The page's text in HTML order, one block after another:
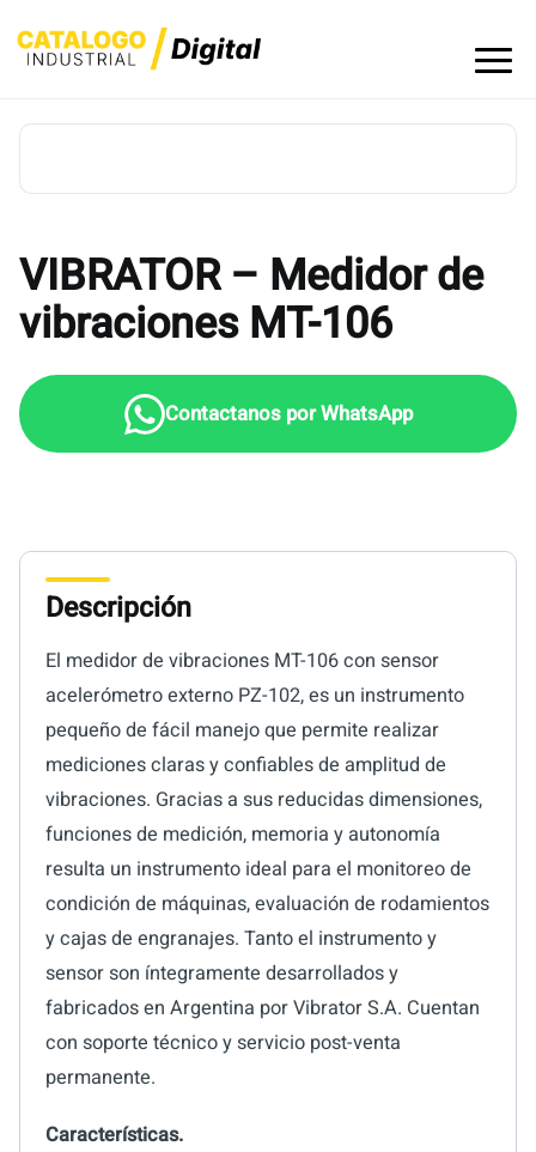
to
VIBRATOR – Medidor de
vibraciones MT-106
Descripción
El medidor de vibraciones MT-106 con sensor
acelerómetro externo PZ-102, es un instrumento
pequeño de fácil manejo que permite realizar
mediciones claras y confiables de amplitud de
vibraciones. Gracias a sus reducidas dimensiones,
funciones de medición, memoria y autonomía
resulta un instrumento ideal para el monitoreo de
condición de máquinas, evaluación de rodamientos
y cajas de engranajes. Tanto el instrumento y
sensor son íntegramente desarrollados y
fabricados en Argentina por Vibrator S.A. Cuentan
con soporte técnico y servicio post-venta
permanente.
Características.